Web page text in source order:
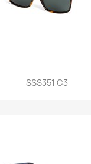
SSS351 C3